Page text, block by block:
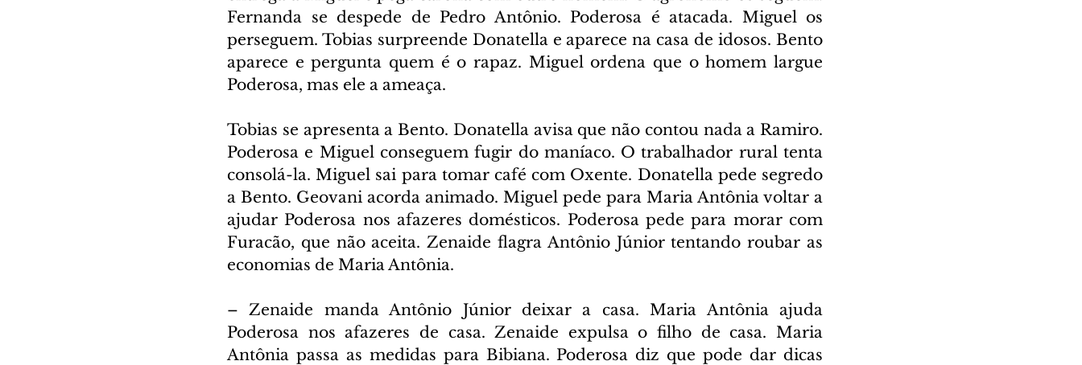
Fernanda se despede de Pedro Antônio. Poderosa é atacada. Miguel os
perseguem. Tobias surpreende Donatella e aparece na casa de idosos. Bento
aparece e pergunta quem é o rapaz. Miguel ordena que o homem largue
Poderosa, mas ele a ameaça.
Tobias se apresenta a Bento. Donatella avisa que não contou nada a Ramiro.
Poderosa e Miguel conseguem fugir do maníaco. O trabalhador rural tenta
consolá-la. Miguel sai para tomar café com Oxente. Donatella pede segredo
a Bento. Geovani acorda animado. Miguel pede para Maria Antônia voltar a
ajudar Poderosa nos afazeres domésticos. Poderosa pede para morar com
Furacão, que não aceita. Zenaide flagra Antônio Júnior tentando roubar as
economias de Maria Antônia.
– Zenaide manda Antônio Júnior deixar a casa. Maria Antônia ajuda
Poderosa nos afazeres de casa. Zenaide expulsa o filho de casa. Maria
Antônia passa as medidas para Bibiana. Poderosa diz que pode dar dicas